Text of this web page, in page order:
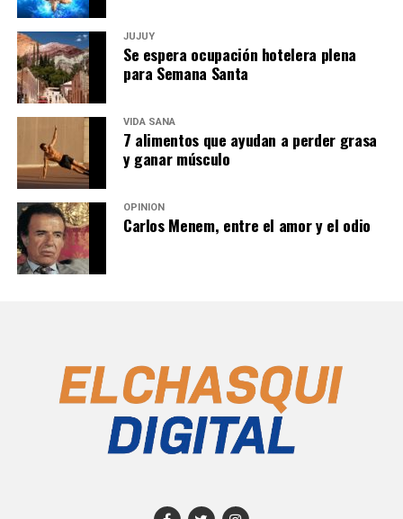
JUJUY
Se espera ocupación hotelera plena
para Semana Santa
VIDA SANA
7 alimentos que ayudan a perder grasa
y ganar músculo
OPINIÓN
Carlos Menem, entre el amor y el odio